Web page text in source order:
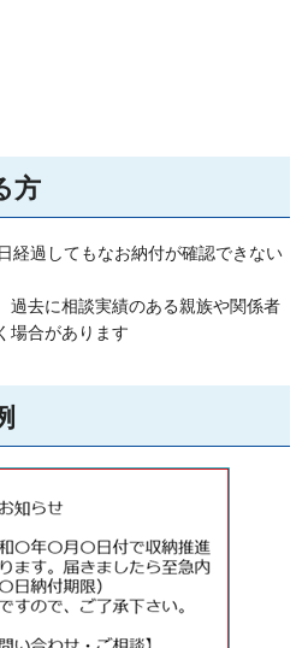
方
経過してもなお納付が確認できない
去に相談実績のある親族や関係者
場合があります